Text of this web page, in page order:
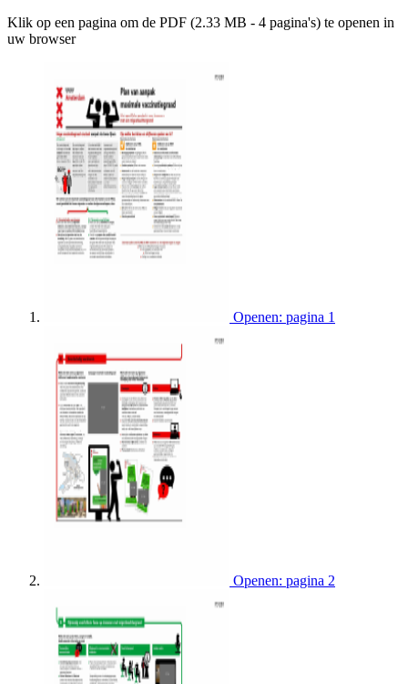
Klik op een pagina om de PDF (2.33 MB - 4 pagina's) te openen in
uw browser
Openen: pagina 1
Openen: pagina 2